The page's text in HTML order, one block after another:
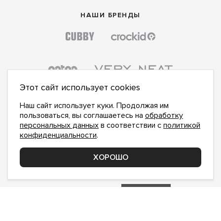
НАШИ БРЕНДЫ
ПОДПИСАТЬСЯ НА НОВОСТИ:
сполитикой конфиденциальностиознакомлен и
Этот сайт использует cookies
Наш сайт использует куки. Продолжая им
пользоваться, вы соглашаетесь на обработку
персональных данных в соответствии с политикой
конфиденциальности.
ХОРОШО